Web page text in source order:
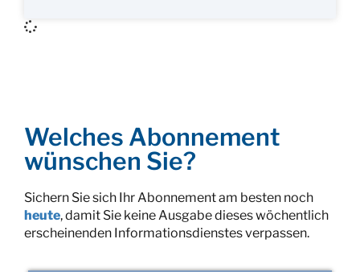
Welches Abonnement
wünschen Sie?
Sichern Sie sich Ihr Abonnement am besten noch
heute, damit Sie keine Ausgabe dieses wöchentlich
erscheinenden Informationsdienstes verpassen.